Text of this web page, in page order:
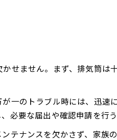
せません。まず、排気筒は
一のトラブル時には、迅速
必要な届出や確認申請を行う
テナンスを欠かさず、家族の